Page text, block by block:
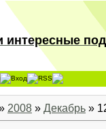
интересные
Вход RSS
2008 » Декабрь »